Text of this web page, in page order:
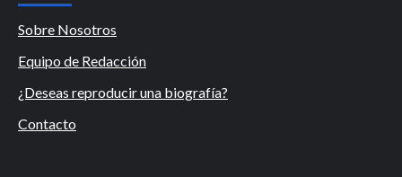
Sobre Nosotros
Equipo de Redacción
¿Deseas reproducir una biografía?
Contacto